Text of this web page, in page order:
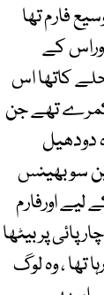
فارم تھا
کے
کاتھا اس
تھے جن
دودھیل
سو بھینس
اورفارم
پر بیٹھا
تھا ، وہ لوگ